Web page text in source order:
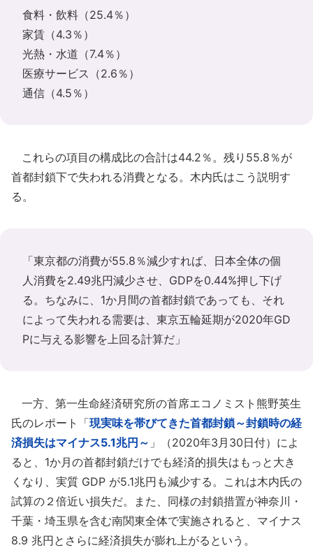
食料・飲料（25.4％）
家賃（4.3％）
光熱・水道（7.4％）
医療サービス（2.6％）
通信（4.5％）
これらの項目の構成比の合計は44.2％。残り55.8％が
首都封鎖下で失われる消費となる。木内氏はこう説明す
る。
「東京都の消費が55.8％減少すれば、日本全体の個
人消費を2.49兆円減少させ、GDPを0.44%押し下げ
る。ちなみに、1か月間の首都封鎖であっても、それ
によって失われる需要は、東京五輪延期が2020年GD
Pに与える影響を上回る計算だ」
一方、第一生命経済研究所の首席エコノミスト熊野英生
氏のレポート「現実味を帯びてきた首都封鎖～封鎖時の経
済損失はマイナス5.1兆円～ 」（2020年3月30日付）によ
ると、1か月の首都封鎖だけでも経済的損失はもっと大き
くなり、実質 GDP が5.1兆円も減少する。これは木内氏の
試算の２倍近い損失だ。また、同様の封鎖措置が神奈川・
千葉・埼玉県を含む南関東全体で実施されると、マイナス
8.9 兆円とさらに経済損失が膨れ上がるという。